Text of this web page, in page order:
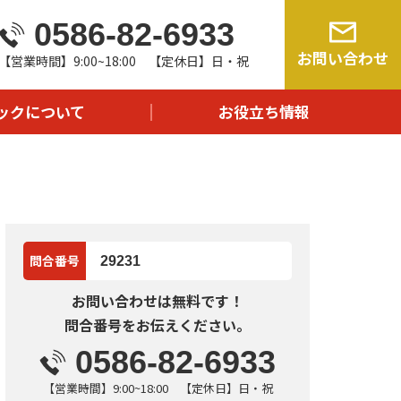
0586-82-6933
営業時間】9:00~18:00 【定休日】日・祝 お問い合わせ
クについて
れ
お役立ち情報
問合番号 29231
お問い合わせは無料です！
問合番号をお伝えください。
0586-82-6933
【営業時間】9:00~18:00 【定休日】日・祝